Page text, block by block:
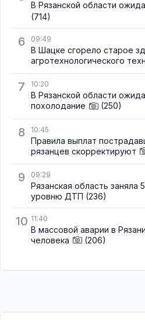
В Рязанской области
(714)
6 09:49
В Шацке сгорело старое
агротехнологического
7 10:20
В Рязанской области
похолодание
(250)
8 10:45
Правила выплат
рязанцев скорректируют
9 09:29
Рязанская область заняла
уровню ДТП (236)
10 11:40
В массовой аварии в
человека
(206)